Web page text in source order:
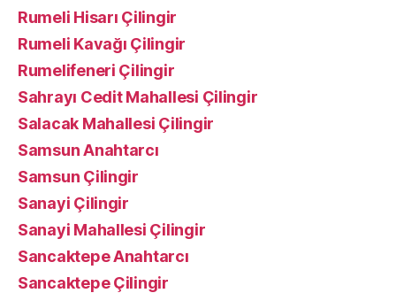
Rumeli Hisarı Çilingir
Rumeli Kavağı Çilingir
Rumelifeneri Çilingir
Sahrayı Cedit Mahallesi Çilingir
Salacak Mahallesi Çilingir
Samsun Anahtarcı
Samsun Çilingir
Sanayi Çilingir
Sanayi Mahallesi Çilingir
Sancaktepe Anahtarcı
Sancaktepe Çilingir